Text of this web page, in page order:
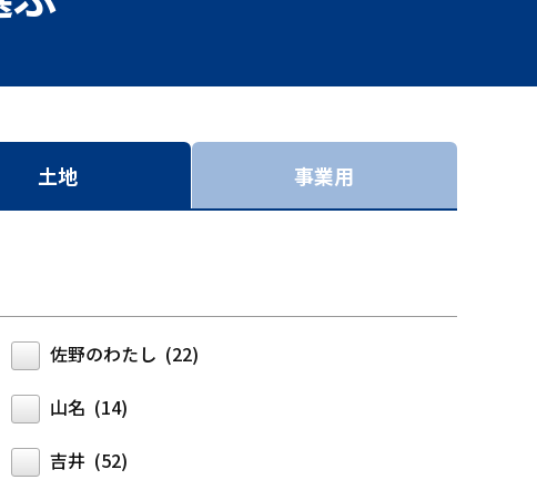
土地 事業用
佐野のわたし (22)
山名 (14)
吉井 (52)